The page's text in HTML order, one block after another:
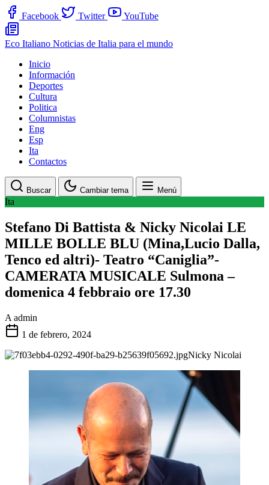
Facebook Twitter YouTube
Eco Italiano Noticias de Italia para el mundo
Inicio
Información
Deportes
Cultura
Politica
Columnistas
Eng
Esp
Ita
Contactos
Buscar Cambiar tema Menú
Ita
Stefano Di Battista & Nicky Nicolai LE
MILLE BOLLE BLU (Mina,Lucio Dalla,
Tenco ed altri)- Teatro “Caniglia”-
CAMERATA MUSICALE Sulmona –
domenica 4 febbraio ore 17.30
A admin
1 de febrero, 2024
Nicky Nicolai